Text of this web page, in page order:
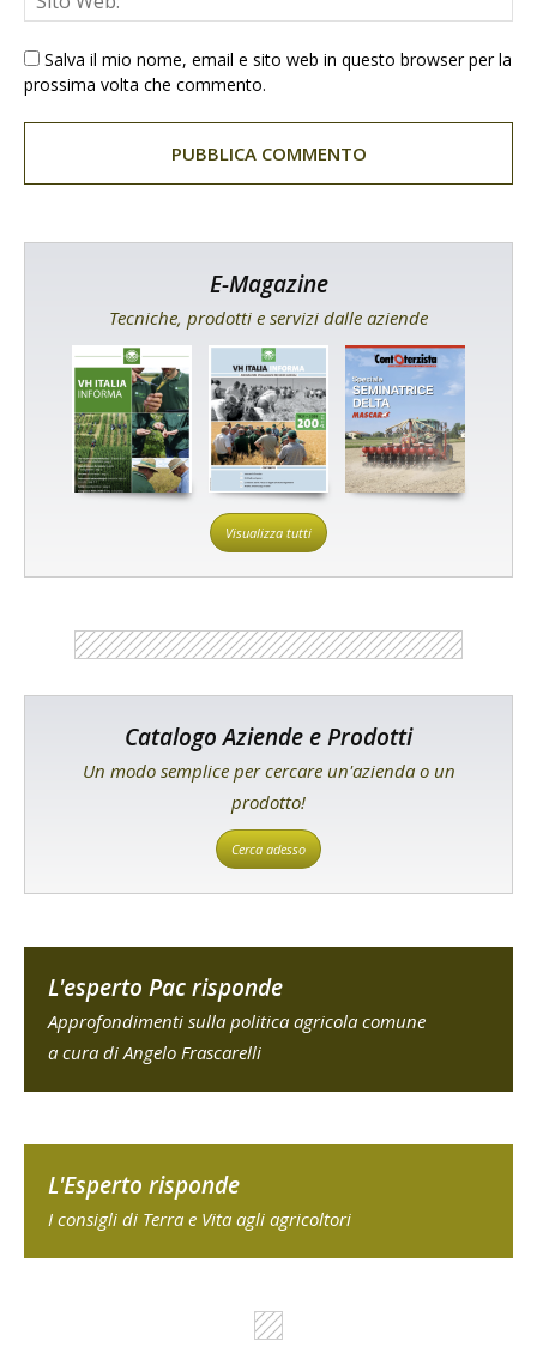
Salva il mio nome, email e sito web in questo browser per la
prossima volta che commento.
E-Magazine
Tecniche, prodotti e servizi dalle aziende
Visualizza tutti
Catalogo Aziende e Prodotti
Un modo semplice per cercare un'azienda o un
prodotto!
Cerca adesso
L'esperto Pac risponde
Approfondimenti sulla politica agricola comune
a cura di Angelo Frascarelli
L'Esperto risponde
I consigli di Terra e Vita agli agricoltori